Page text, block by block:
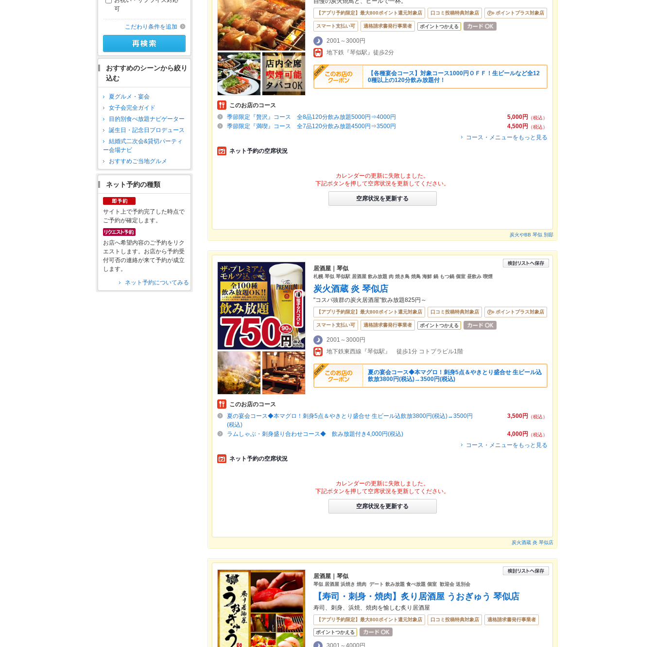
可
こだわり条件を追加
おすすめのシーンから絞り
込む
夏グルメ・宴会
女子会完全ガイド
目的別食べ放題ナビゲーター
誕生日・記念日プロデュース
結婚式二次会&貸切パーティ
ー会場ナビ
おすすめご当地グルメ
ネット予約の種類
サイト上で予約完了した時点で
ご予約が確定します。
お店へ希望内容のご予約をリク
エストします。お店から予約受
付可否の連絡が来て予約が成立
します。
ネット予約についてみる
【アプリ予約限定】最大800ポイント還元対象店 口コミ投稿特典対象店 ポイントプラス対象店
スマート支払い可 適格請求書発行事業者 ポイントつかえる
2001～3000円
地下鉄『琴似駅』徒歩2分
【各種宴会コース】対象コース1000円ＯＦＦ！生ビールなど全12
0種以上の120分飲み放題付！
このお店のコース
5,000円
（税込）
季節限定『贅沢』コース 全8品120分飲み放題5000円⇒4000円
4,500円
（税込）
季節限定『満喫』コース 全7品120分飲み放題4500円⇒3500円
コース・メニューをもっと見る
ネット予約の空席状況
カレンダーの更新に失敗しました。
下記ボタンを押して空席状況を更新してください。
空席状況を更新する
炭火やBB 琴似 別邸
居酒屋｜琴似
札幌 琴似 琴似駅 居酒屋 飲み放題 肉 焼き鳥 焼鳥 海鮮 鍋 もつ鍋 個室 昼飲み 喫煙
炭火酒蔵 炎 琴似店
"コスパ抜群の炭火居酒屋"飲み放題825円～
【アプリ予約限定】最大800ポイント還元対象店 口コミ投稿特典対象店 ポイントプラス対象店
スマート支払い可 適格請求書発行事業者 ポイントつかえる
2001～3000円
地下鉄東西線『琴似駅』 徒歩1分 コトプラビル1階
夏の宴会コース◆本マグロ！刺身5点＆やきとり盛合せ 生ビール込
飲放3800円(税込)→3500円(税込)
このお店のコース
3,500円
（税込）
夏の宴会コース◆本マグロ！刺身5点＆やきとり盛合せ 生ビール込飲放3800円(税込)→3500円
(税込)
4,000円
（税込）
ラムしゃぶ・刺身盛り合わせコース◆ 飲み放題付き4,000円(税込)
コース・メニューをもっと見る
ネット予約の空席状況
カレンダーの更新に失敗しました。
下記ボタンを押して空席状況を更新してください。
空席状況を更新する
炭火酒蔵 炎 琴似店
居酒屋｜琴似
琴似 居酒屋 浜焼き 焼肉 デート 飲み放題 食べ放題 個室 歓迎会 送別会
【寿司・刺身・焼肉】炙り居酒屋 うおぎゅう 琴似店
寿司、刺身、浜焼、焼肉を愉しむ炙り居酒屋
【アプリ予約限定】最大800ポイント還元対象店 口コミ投稿特典対象店 適格請求書発行事業者
ポイントつかえる
3001～4000円